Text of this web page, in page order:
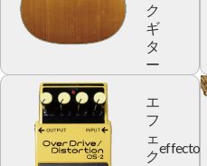
ク
ギ
タ
ー
エ
フ
ェ
ク
effector